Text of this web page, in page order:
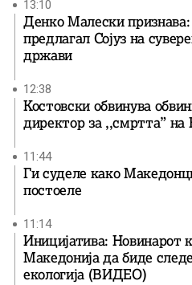
13:10
Денко Малески
предлагал Сојуз на
држави
12:38
Костовски обвинува
директор за ,,смртта” на
11:44
Ги суделе како
постоеле
11:14
Иницијатива: Новинарот
Македонија да биде
екологија (ВИДЕО)